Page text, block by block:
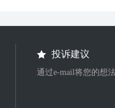
投诉建议
通过e-mail将您的想